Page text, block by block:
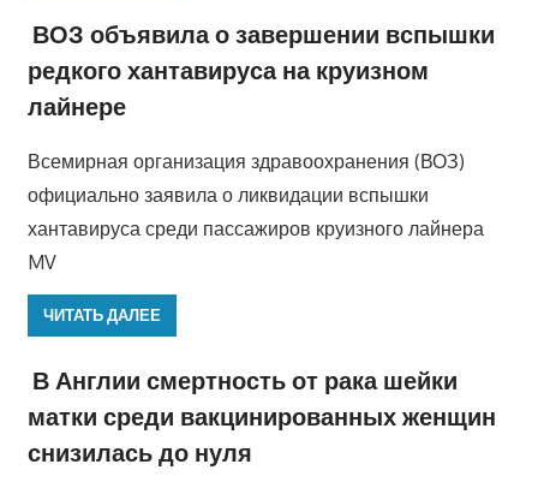
ВОЗ объявила о завершении вспышки
редкого хантавируса на круизном
лайнере
Всемирная организация здравоохранения (ВОЗ)
официально заявила о ликвидации вспышки
хантавируса среди пассажиров круизного лайнера
MV
ЧИТАТЬ ДАЛЕЕ
В Англии смертность от рака шейки
матки среди вакцинированных женщин
снизилась до нуля